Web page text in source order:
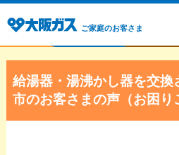
ご家庭のお客さま
給湯器・湯沸かし器を交換
市のお客さまの声（お困り